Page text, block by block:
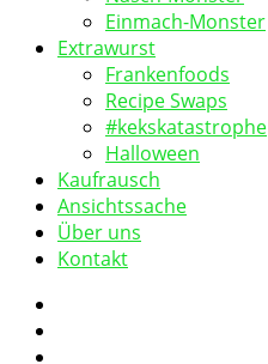
Einmach-Monster
Extrawurst
Frankenfoods
Recipe Swaps
#kekskatastrophe
Halloween
Kaufrausch
Ansichtssache
Über uns
Kontakt